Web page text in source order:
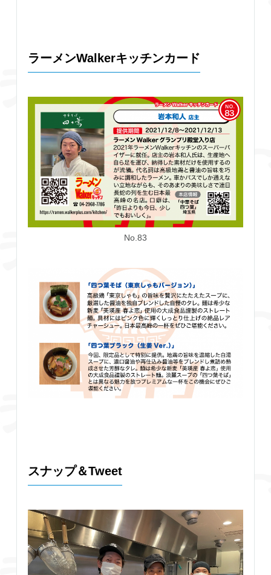
ラーメンWalkerキッチンカード
No.83
スナップ＆Tweet